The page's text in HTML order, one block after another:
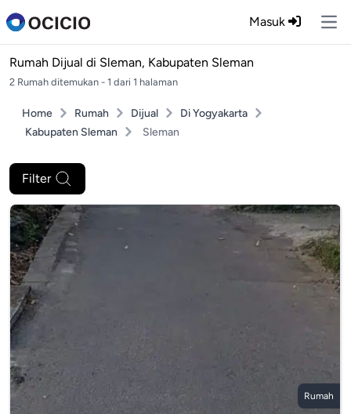
Masuk
Rumah Dijual di Sleman, Kabupaten Sleman
2 Rumah ditemukan - 1 dari 1 halaman
Home Rumah Dijual
Di Yogyakarta
Kabupaten Sleman
Sleman
Filter
Rumah